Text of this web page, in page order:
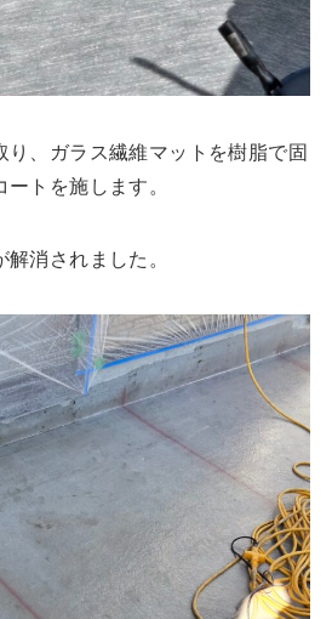
、ガラス繊維マットを樹脂で固
トを施します。
消されました。